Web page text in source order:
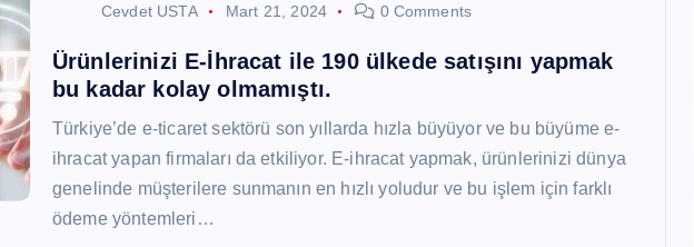
Cevdet USTA Mart 21, 2024 0 Comments
Ürünlerinizi E-İhracat ile 190 ülkede satışını yapmak
bu kadar kolay olmamıştı.
Türkiye’de e-ticaret sektörü son yıllarda hızla büyüyor ve bu büyüme e-
ihracat yapan firmaları da etkiliyor. E-ihracat yapmak, ürünlerinizi dünya
genelinde müşterilere sunmanın en hızlı yoludur ve bu işlem için farklı
ödeme yöntemleri…